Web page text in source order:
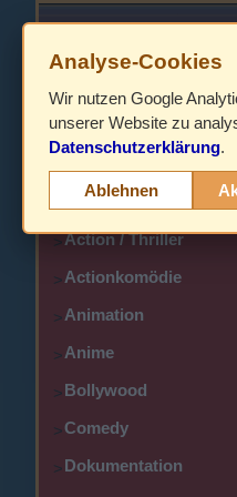
HOME
>
> Action
>Action / Thriller
>Actionkomödie
>Animation
>Anime
>Bollywood
>Comedy
>Dokumentation
Analyse-Cookies
Wir nutzen Google
unserer Website zu
Datenschutzerklärung.
Ablehnen